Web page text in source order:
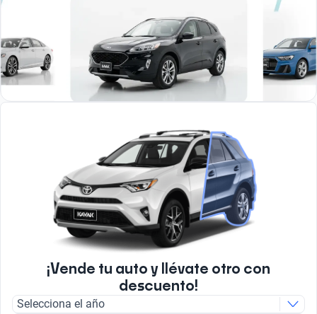
¡Vende tu auto y llévate otro con
descuento!
Selecciona el año